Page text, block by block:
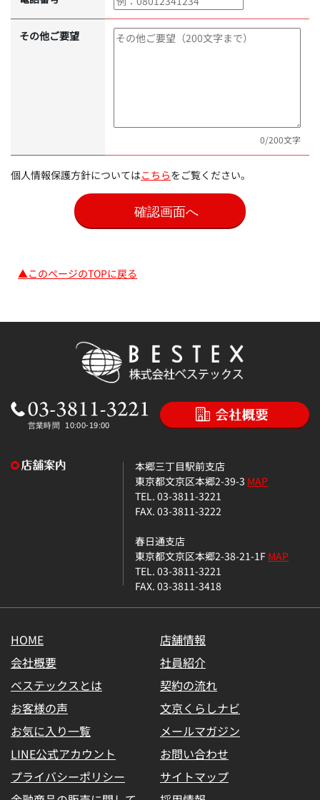
その他ご要望
0/200文字
個人情報保護方針についてはこちらをご覧ください。
▲このページのTOPに戻る
本郷三丁目駅前支店
東京都文京区本郷2-39-3 MAP
TEL. 03-3811-3221
FAX. 03-3811-3222
春日通支店
東京都文京区本郷2-38-21-1FMAP
TEL. 03-3811-3221
FAX. 03-3811-3418
HOME
店舗情報
会社概要
社員紹介
ベステックスとは
契約の流れ
お客様の声
文京くらしナビ
お気に入り一覧
メールマガジン
LINE公式アカウント
お問い合わせ
プライバシーポリシー
サイトマップ